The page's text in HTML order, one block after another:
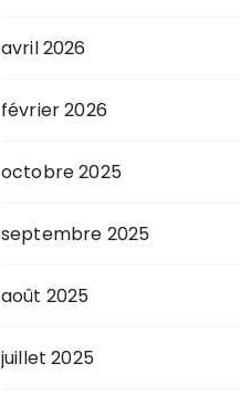
avril 2026
février 2026
octobre 2025
septembre 2025
août 2025
juillet 2025